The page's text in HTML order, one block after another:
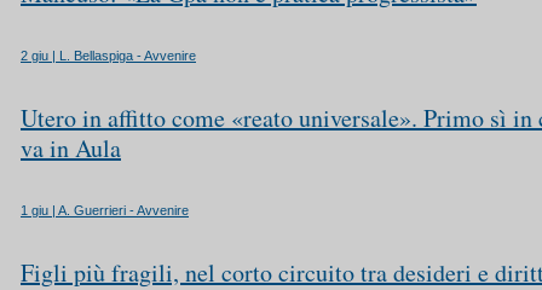
2 giu | L. Bellaspiga - Avvenire
Utero in affitto come «reato universale». Primo sì in
va in Aula
1 giu | A. Guerrieri - Avvenire
Figli più fragili, nel corto circuito tra desideri e